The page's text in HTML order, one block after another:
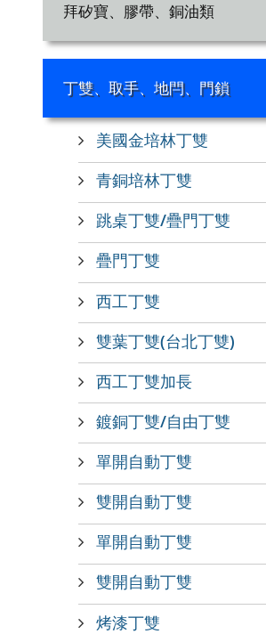
拜矽寶、膠帶、銅油類
丁雙、取手、地閂、門鎖
美國金培林丁雙
青銅培林丁雙
跳桌丁雙/疊門丁雙
疊門丁雙
西工丁雙
雙葉丁雙(台北丁雙)
西工丁雙加長
鍍銅丁雙/自由丁雙
單開自動丁雙
雙開自動丁雙
單開自動丁雙
雙開自動丁雙
烤漆丁雙